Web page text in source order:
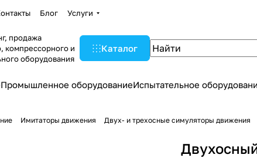
Блог Услуги
продажа
компрессорного и
оборудования
Каталог
Промышленное оборудованиеИспытательное
Имитаторы движения Двух- и трехосные симуляторы движения